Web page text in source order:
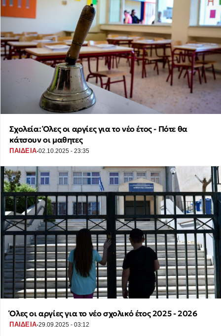
Σχολεία: Όλες οι αργίες για το νέο έτος - Πότε θα
κάτσουν οι μαθητες
ΠΑΙΔΕΙΑ·02.10.2025 - 23:35
Όλες οι αργίες για το νέο σχολικό έτος 2025 - 2026
ΠΑΙΔΕΙΑ·29.09.2025 - 03:12